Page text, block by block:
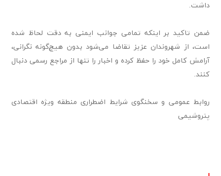
داشت.
ضمن تاکید بر اینکه تمامی جوانب ایمنی به دقت لحاظ شده
است، از شهروندان عزیز تقاضا می‌شود بدون هیچ‌گونه نگرانی،
آرامش کامل خود را حفظ کرده و اخبار را تنها از مراجع رسمی دنبال
کنند.
روابط عمومی و سخنگوی شرایط اضطراری منطقه ویژه اقتصادی
پتروشیمی